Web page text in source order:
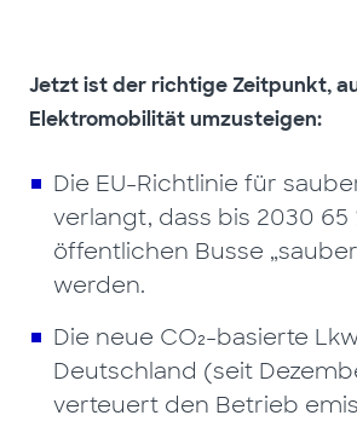
Jetzt ist der richtige Zeitpunkt,
Elektromobilität umzusteigen:
Die EU-Richtlinie für
verlangt, dass bis 2030 65
öffentlichen Busse
werden.
Die neue CO₂-basierte
Deutschland (seit
verteuert den Betrieb